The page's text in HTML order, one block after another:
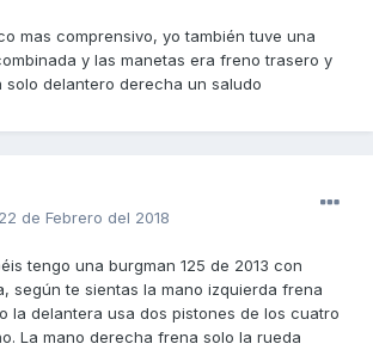
mas comprensivo, yo también tuve una
y las manetas era freno trasero y
solo delantero derecha un saludo
22 de Febrero del 2018
tengo una burgman 125 de 2013 con
según te sientas la mano izquierda frena
la delantera usa dos pistones de los cuatro
La mano derecha frena solo la rueda